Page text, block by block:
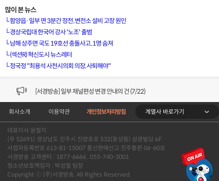
많이 본 뉴스
└함양읍·일부 면 3분간 정전..변전소 설비 고장 원인
└경상국립대 한국어 강사 '노조' 출범
└남해 상주면 국도 19호선 충돌사고..1명 숨져
└(섹션R) 혁신도시 뉴스레터
└정국정 "최용석 사천시의회 의장, 사퇴해야"
[VOD공지] 청춘초이스 이용금액 변경 안내
[서경방송] 일부 채널편성 변경 안내의 건 (7/22)
[서경방송] 디지털알뜰형 결합 할인요금 조정 안내 (수정)
[공지] 개인정보처리방침 (Ver2.15) 개정의 건 (7/1)
[서경방송] 일부 채널편성 변경 안내의 건 (7/1)
[VOD공지] 청춘초이스 이용금액 변경 안내
회사소개 이용약관 개인정보처리방침 계열사 바로가기
대표이사 윤철지
(우 52691) 경상남도 진주시 진양호로 532(동성동) 삼광빌딩 6F
사업자등록번호 613-81-15007 통신판매신고 진주통판 06-60호
서경방송 고객센터 : 1877-6666 , 055-740-3001
청소년보호책임자 : 박성철 팀장
Copyright ⓒ (주)서경방송. All Rights Reserved.